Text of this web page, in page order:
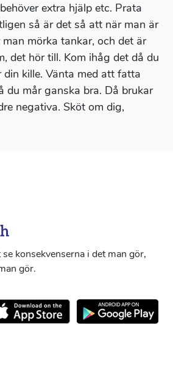
extra hjälp etc. Prata
så är det så att när man är
mörka tankar, och det är
det hör till. Kom ihåg det då du
din kille. Vänta med att fatta
du mår ganska bra. Då brukar
negativa. Sköt om dig,
konsekvenserna i det man gör,
gör.